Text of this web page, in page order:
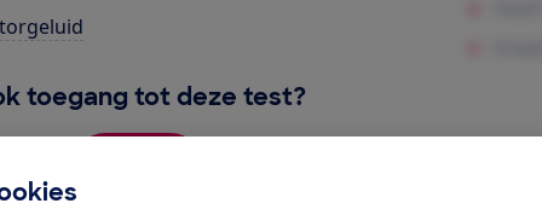
toegang tot deze test?